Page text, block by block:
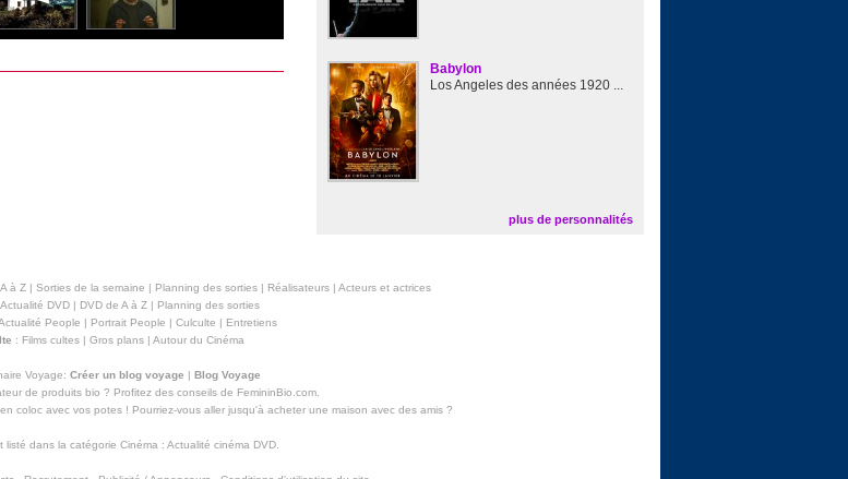
Babylon
Los Angeles des années 1920 ...
plus de personnalités
à Z| Sorties de la semaine | Planning des sorties| Réalisateurs| Acteurs et actrices
Actualité DVD| DVD de A à Z| Planning des sorties
People | Portrait People | Culculte | Entretiens
: Films cultes | Gros plans | Autour du Cinéma
Voyage: Créer un blog voyage | Blog Voyage
de produits bio ? Profitez des conseils de FemininBio.com.
coloc avec vos potes ! Pourriez-vous aller jusqu'à acheter une maison avec des amis?
listé dans la catégorie Cinéma : Actualité cinéma DVD